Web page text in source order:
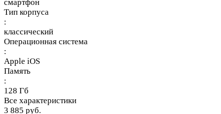
смартфон
Тип корпуса
:
классический
Операционная система
:
Apple iOS
Память
:
128 Гб
Все характеристики
3 885 руб.